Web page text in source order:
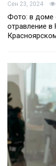
Сен 23, 2024
Фото: в доме
отравление